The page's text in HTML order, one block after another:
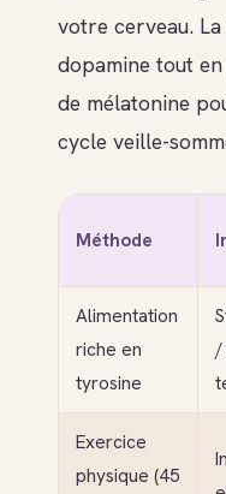
votre cerveau.
dopamine tout
de mélatonine
cycle veille-
Méthode
Alimentation
riche en
tyrosine
/
Exercice
physique (45